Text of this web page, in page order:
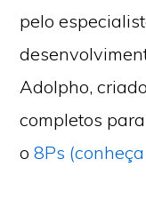
pelo
Adolpho,
completos
o8Ps